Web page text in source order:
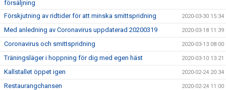
försäljning
Förskjutning av ridtider för att minska smittspridning 2020-03-30 15:34
Med anledning av Coronavirus uppdaterad 20200319 2020-03-18 11:39
Coronavirus och smittspridning 2020-03-13 08:00
Träningsläger i hoppning för dig med egen häst 2020-03-10 13:21
Kallstallet öppet igen 2020-02-24 20:34
Restaurangchansen 2020-02-24 11:00